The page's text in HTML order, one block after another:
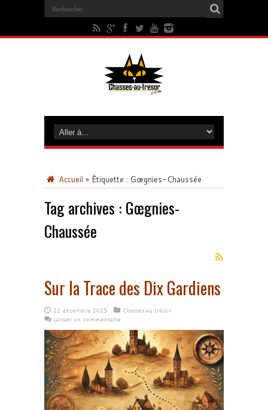
Accueil » Étiquette : Gœgnies-Chaussée
Tag archives : Gœgnies-
Chaussée
Sur la Trace des Dix Gardiens
12 décembre 2025
Chasses au trésor
Laisser un commentaire